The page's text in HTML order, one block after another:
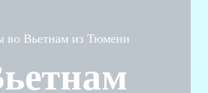
во Вьетнам из Тюмени